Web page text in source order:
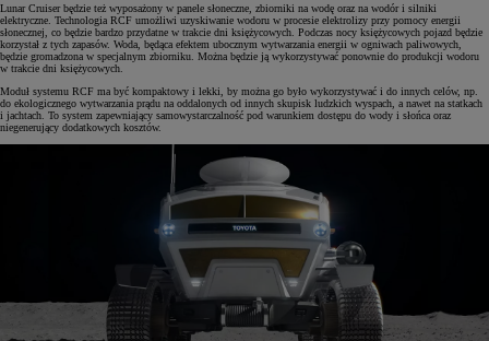
Lunar Cruiser będzie też wyposażony w panele słoneczne, zbiorniki na wodę oraz na wodór i silniki
elektryczne. Technologia RCF umożliwi uzyskiwanie wodoru w procesie elektrolizy przy pomocy energii
słonecznej, co będzie bardzo przydatne w trakcie dni księżycowych. Podczas nocy księżycowych pojazd będzie
korzystał z tych zapasów. Woda, będąca efektem ubocznym wytwarzania energii w ogniwach paliwowych,
będzie gromadzona w specjalnym zbiorniku. Można będzie ją wykorzystywać ponownie do produkcji wodoru
w trakcie dni księżycowych.
Moduł systemu RCF ma być kompaktowy i lekki, by można go było wykorzystywać i do innych celów, np.
do ekologicznego wytwarzania prądu na oddalonych od innych skupisk ludzkich wyspach, a nawet na statkach
i jachtach. To system zapewniający samowystarczalność pod warunkiem dostępu do wody i słońca oraz
niegenerujący dodatkowych kosztów.